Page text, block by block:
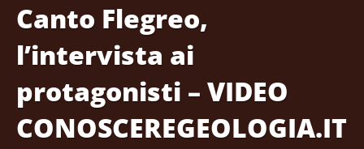
Canto Flegreo,
l’intervista ai
protagonisti – VIDEO
CONOSCEREGEOLOGIA.IT